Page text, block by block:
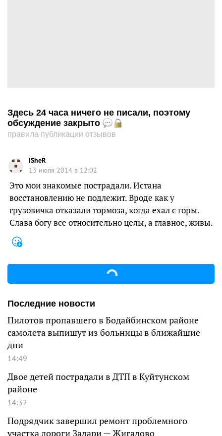
Здесь 24 часа ничего не писали, поэтому
обсуждение закрыто
правила публикации отзывов
ISheR
13 июля 2014 в 12:02
Это мои знакомые пострадали. Истана
восстановлению не подлежит. Вроде как у
грузовичка отказали тормоза, когда ехал с горы.
Слава богу все относительно целы, а главное, живы.
Последние новости
Пилотов пропавшего в Бодайбинском районе
самолета выпишут из больницы в ближайшие
дни
14:49
Двое детей пострадали в ДТП в Куйтунском
районе
14:32
Подрядчик завершил ремонт проблемного
участка дороги Залари — Жигалово